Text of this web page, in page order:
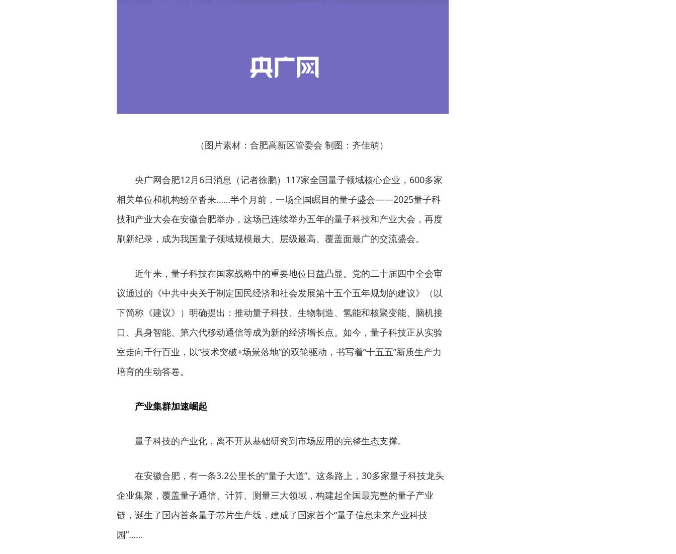
（图片素材：合肥高新区管委会 制图：齐佳萌）
央广网合肥12月6日消息（记者徐鹏）117家全国量子领域核心企业，600多家
相关单位和机构纷至沓来……半个月前，一场全国瞩目的量子盛会——2025量子科
技和产业大会在安徽合肥举办，这场已连续举办五年的量子科技和产业大会，再度
刷新纪录，成为我国量子领域规模最大、层级最高、覆盖面最广的交流盛会。
近年来，量子科技在国家战略中的重要地位日益凸显。党的二十届四中全会审
议通过的《中共中央关于制定国民经济和社会发展第十五个五年规划的建议》（以
下简称《建议》）明确提出：推动量子科技、生物制造、氢能和核聚变能、脑机接
口、具身智能、第六代移动通信等成为新的经济增长点。如今，量子科技正从实验
室走向千行百业，以“技术突破+场景落地”的双轮驱动，书写着“十五五”新质生产力
培育的生动答卷。
产业集群加速崛起
量子科技的产业化，离不开从基础研究到市场应用的完整生态支撑。
在安徽合肥，有一条3.2公里长的“量子大道”。这条路上，30多家量子科技龙头
企业集聚，覆盖量子通信、计算、测量三大领域，构建起全国最完整的量子产业
链，诞生了国内首条量子芯片生产线，建成了国家首个“量子信息未来产业科技
园”……